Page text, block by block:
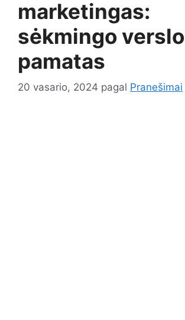
marketingas:
sėkmingo verslo
pamatas
20 vasario, 2024 pagal Pranešimai